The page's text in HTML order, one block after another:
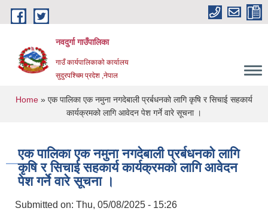
Skip to main content
नवदुर्गा गाउँपालिका
गाउँ कार्यपालिकाको कार्यालय
सुदुरपश्चिम प्रदेश ,नेपाल
You are here
Home » एक पालिका एक नमुना नगदेबाली प्रर्बधनको लागि कृषि र सिचाई सहकार्य
कार्यक्रमको लागि आवेदन पेश गर्ने वारे सूचना ।
एक पालिका एक नमुना नगदेबाली प्रर्बधनको लागि
कृषि र सिचाई सहकार्य कार्यक्रमको लागि आवेदन
पेश गर्ने वारे सूचना ।
Submitted on: Thu, 05/08/2025 - 15:26